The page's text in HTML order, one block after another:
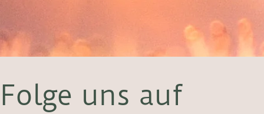
Folge uns auf